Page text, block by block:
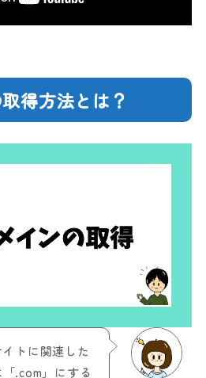
得方法とは？
トに関連した
.com」にする